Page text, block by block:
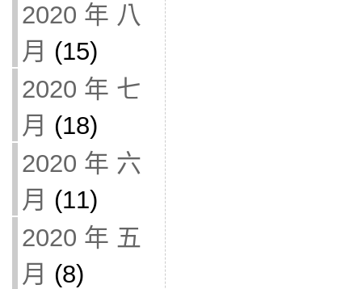
2020 年 八
月 (15)
2020 年 七
月 (18)
2020 年 六
月 (11)
2020 年 五
月 (8)